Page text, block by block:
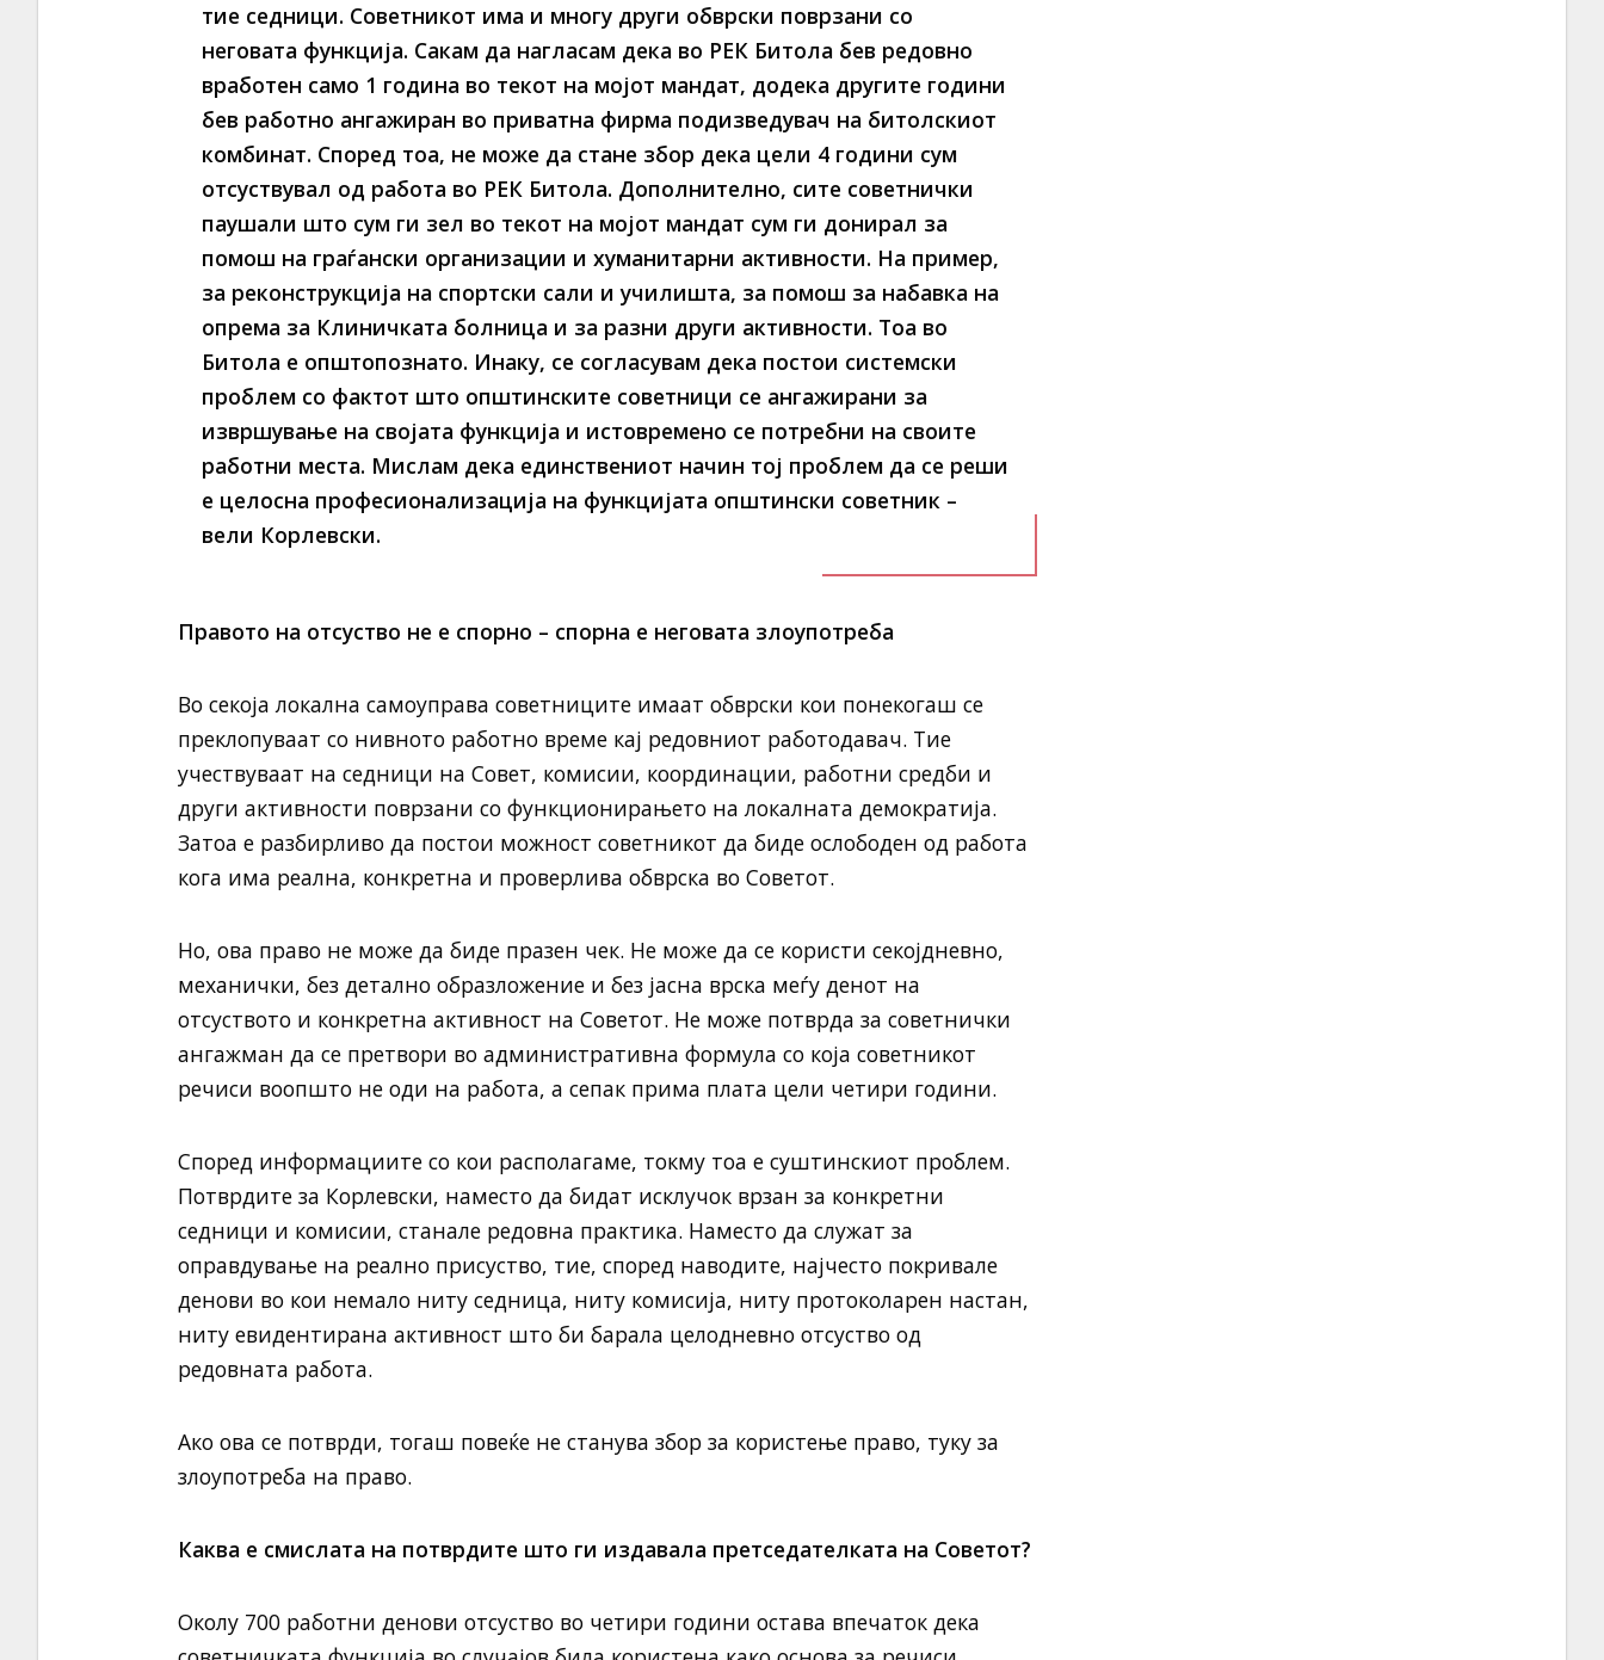
тие седници. Советникот има и многу други обврски поврзани со
неговата функција. Сакам да нагласам дека во РЕК Битола бев редовно
вработен само 1 година во текот на мојот мандат, додека другите години
бев работно ангажиран во приватна фирма подизведувач на битолскиот
комбинат. Според тоа, не може да стане збор дека цели 4 години сум
отсуствувал од работа во РЕК Битола. Дополнително, сите советнички
паушали што сум ги зел во текот на мојот мандат сум ги донирал за
помош на граѓански организации и хуманитарни активности. На пример,
за реконструкција на спортски сали и училишта, за помош за набавка на
опрема за Клиничката болница и за разни други активности. Тоа во
Битола е општопознато. Инаку, се согласувам дека постои системски
проблем со фактот што општинските советници се ангажирани за
извршување на својата функција и истовремено се потребни на своите
работни места. Мислам дека единствениот начин тој проблем да се реши
е целосна професионализација на функцијата општински советник –
вели Корлевски.
Правото на отсуство не е спорно – спорна е неговата злоупотреба
Во секоја локална самоуправа советниците имаат обврски кои понекогаш се
преклопуваат со нивното работно време кај редовниот работодавач. Тие
учествуваат на седници на Совет, комисии, координации, работни средби и
други активности поврзани со функционирањето на локалната демократија.
Затоа е разбирливо да постои можност советникот да биде ослободен од работа
кога има реална, конкретна и проверлива обврска во Советот.
Но, ова право не може да биде празен чек. Не може да се користи секојдневно,
механички, без детално образложение и без јасна врска меѓу денот на
отсуството и конкретна активност на Советот. Не може потврда за советнички
ангажман да се претвори во административна формула со која советникот
речиси воопшто не оди на работа, а сепак прима плата цели четири години.
Според информациите со кои располагаме, токму тоа е суштинскиот проблем.
Потврдите за Корлевски, наместо да бидат исклучок врзан за конкретни
седници и комисии, станале редовна практика. Наместо да служат за
оправдување на реално присуство, тие, според наводите, најчесто покривале
денови во кои немало ниту седница, ниту комисија, ниту протоколарен настан,
ниту евидентирана активност што би барала целодневно отсуство од
редовната работа.
Ако ова се потврди, тогаш повеќе не станува збор за користење право, туку за
злоупотреба на право.
Каква е смислата на потврдите што ги издавала претседателката на Советот?
Околу 700 работни денови отсуство во четири години остава впечаток дека